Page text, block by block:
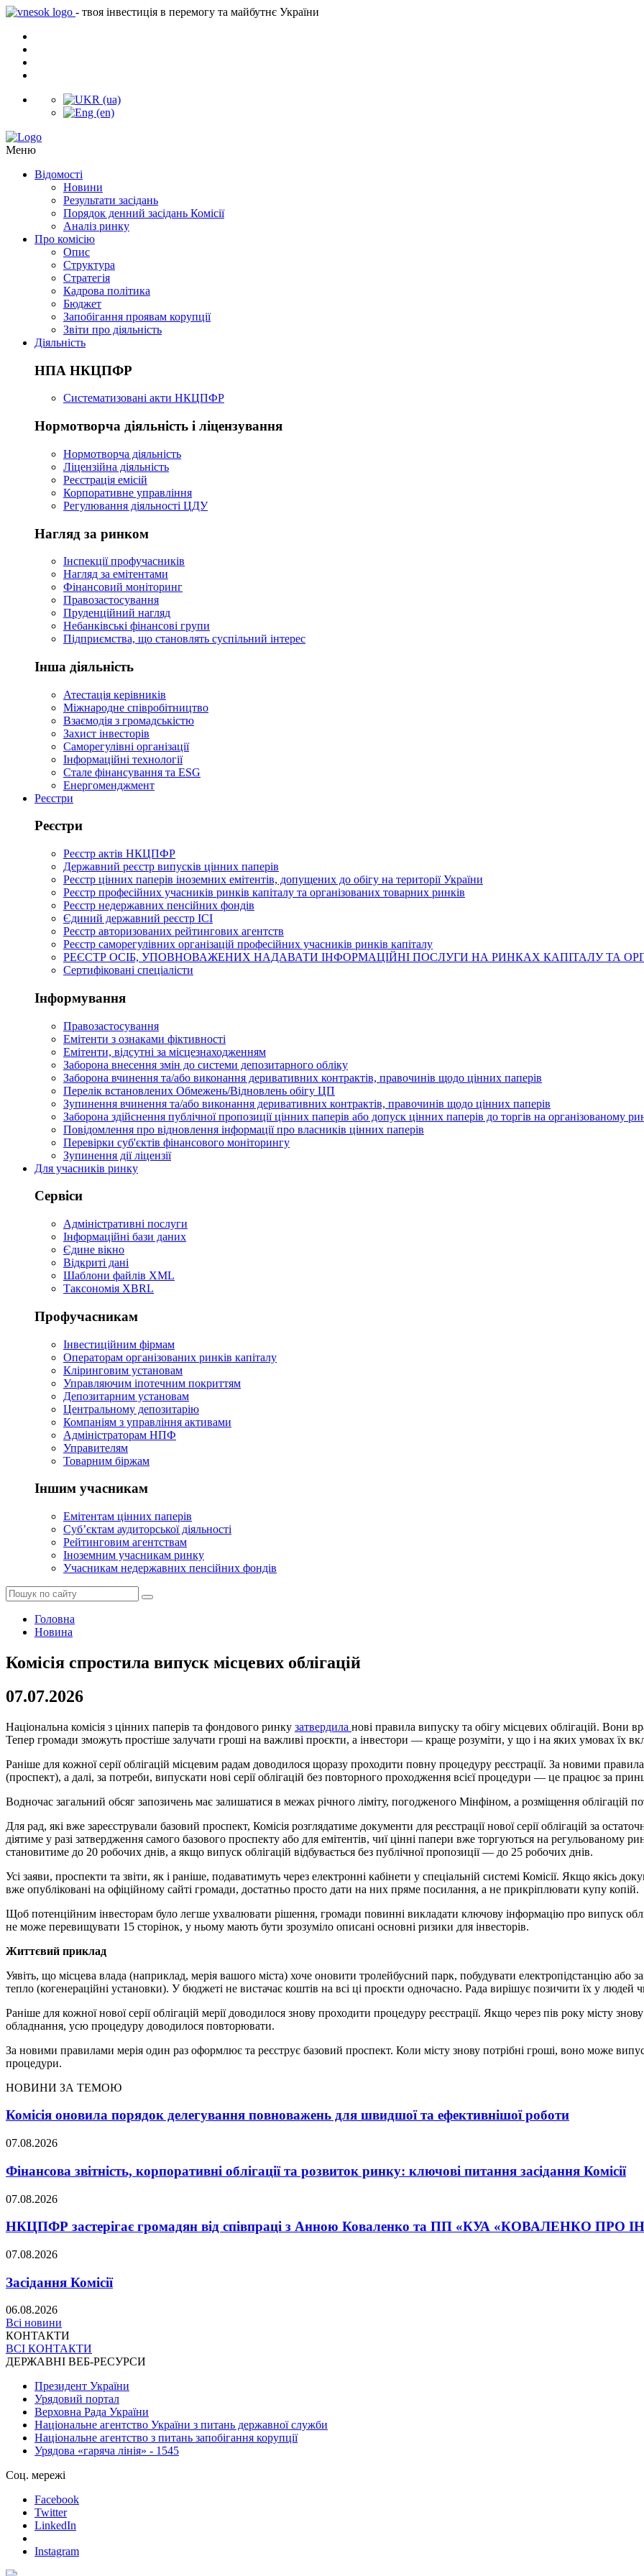
- твоя інвестиція в перемогу та майбутнє України
Меню
Відомості
Новини
Результати засідань
Порядок денний засідань Комісії
Аналіз ринку
Про комісію
Опис
Структура
Стратегія
Кадрова політика
Бюджет
Запобігання проявам корупції
Звіти про діяльність
Діяльність
НПА НКЦПФР
Систематизовані акти НКЦПФР
Нормотворча діяльність і ліцензування
Нормотворча діяльність
Ліцензійна діяльність
Реєстрація емісій
Корпоративне управління
Регулювання діяльності ЦДУ
Нагляд за ринком
Інспекції профучасників
Нагляд за емітентами
Фінансовий моніторинг
Правозастосування
Пруденційний нагляд
Небанківські фінансові групи
Підприємства, що становлять суспільний інтерес
Інша діяльність
Атестація керівників
Міжнародне співробітництво
Взаємодія з громадськістю
Захист інвесторів
Саморегулівні організації
Інформаційні технології
Стале фінансування та ESG
Енергоменджмент
Реєстри
Реєстри
Реєстр актів НКЦПФР
Державний реєстр випусків цінних паперів
Реєстр цінних паперів іноземних емітентів, допущених до обігу на території України
Реєстр професійних учасників ринків капіталу та організованих товарних ринків
Реєстр недержавних пенсійних фондів
Єдиний державний реєстр ІСІ
Реєстр авторизованих рейтингових агентств
Реєстр саморегулівних організацій професійних учасників ринків капіталу
РЕЄСТР ОСІБ, УПОВНОВАЖЕНИХ НАДАВАТИ ІНФОРМАЦІЙНІ ПОСЛУГИ НА РИНКАХ КАПІТАЛУ ТА
Сертифіковані спеціалісти
Інформування
Правозастосування
Емітенти з ознаками фіктивності
Eмітенти, відсутні за місцезнаходженням
Заборона внесення змін до системи депозитарного обліку
Заборона вчинення та/або виконання деривативних контрактів, правочинів щодо цінних паперів
Перелік встановлених Обмежень/Відновлень обігу ЦП
Зупинення вчинення та/або виконання деривативних контрактів, правочинів щодо цінних паперів
Заборона здійснення публічної пропозиції цінних паперів або допуск цінних паперів до торгів на організованому
Повідомлення про відновлення інформації про власників цінних паперів
Перевірки суб'єктів фінансового моніторингу
Зупинення дії ліцензії
Для учасників ринку
Сервіси
Адміністративні послуги
Інформаційні бази даних
Єдине вікно
Відкриті дані
Шаблони файлів XML
Таксономія XBRL
Профучасникам
Інвестиційним фірмам
Операторам організованих ринків капіталу
Кліринговим установам
Управляючим іпотечним покриттям
Депозитарним установам
Центральному депозитарію
Компаніям з управління активами
Адміністраторам НПФ
Управителям
Товарним біржам
Іншим учасникам
Емітентам цінних паперів
Суб’єктам аудиторської діяльності
Рейтинговим агентствам
Іноземним учасникам ринку
Учасникам недержавних пенсійних фондів
Головна
Новина
Комісія спростила випуск місцевих облігацій
07.07.2026
Національна комісія з цінних паперів та фондового ринку затвердила нові правила випуску та обігу місцевих облігацій. Вони
Тепер громади зможуть простіше залучати гроші на важливі проєкти, а інвестори — краще розуміти, у що і на яких умовах їх
Раніше для кожної серії облігацій місцевим радам доводилося щоразу проходити повну процедуру реєстрації. За новими
(проспект), а далі, за потреби, випускати нові серії облігацій без повторного проходження всієї процедури — це працює за
Водночас загальний обсяг запозичень має залишатися в межах річного ліміту, погодженого Мінфіном, а розміщення облігацій
Для рад, які вже зареєстрували базовий проспект, Комісія розглядатиме документи для реєстрації нової серії облігацій за
діятиме у разі затвердження самого базового проспекту або для емітентів, чиї цінні папери вже торгуються на регульованому
становитиме до 20 робочих днів, а якщо випуск облігацій відбувається без публічної пропозиції — до 25 робочих днів.
Усі заяви, проспекти та звіти, як і раніше, подаватимуть через електронні кабінети у спеціальній системі Комісії. Якщо якісь
вже опубліковані на офіційному сайті громади, достатньо просто дати на них пряме посилання, а не прикріплювати купу копій.
Щоб потенційним інвесторам було легше ухвалювати рішення, громади повинні викладати ключову інформацію про випуск
не може перевищувати 15 сторінок, у ньому мають бути зрозуміло описані основні ризики для інвесторів.
Життєвий приклад
Уявіть, що місцева влада (наприклад, мерія вашого міста) хоче оновити тролейбусний парк, побудувати електропідстанцію або
тепло (когенераційні установки). У бюджеті не вистачає коштів на всі ці проєкти одночасно. Рада вирішує позичити їх у людей
Раніше для кожної нової серії облігацій мерії доводилося знову проходити процедуру реєстрації. Якщо через пів року місту
обладнання, усю процедуру доводилося повторювати.
За новими правилами мерія один раз оформлює та реєструє базовий проспект. Коли місту знову потрібні гроші, воно може
процедури.
НОВИНИ ЗА ТЕМОЮ
Комісія оновила порядок делегування повноважень для швидшої та ефективнішої роботи
07.08.2026
Фінансова звітність, корпоративні облігації та розвиток ринку: ключові питання засідання Комісії
07.08.2026
НКЦПФР застерігає громадян від співпраці з Анною Коваленко та ПП «КУА «КОВАЛЕНКО ПРО
07.08.2026
Засідання Комісії
06.08.2026
Всі новини
КОНТАКТИ
ВСІ КОНТАКТИ
ДЕРЖАВНІ ВЕБ-РЕСУРСИ
Президент України
Урядовий портал
Верховна Рада України
Національне агентство України з питань державної служби
Національне агентство з питань запобігання корупції
Урядова «гаряча лінія» - 1545
Соц. мережі
Facebook
Twitter
LinkedIn
Instagram